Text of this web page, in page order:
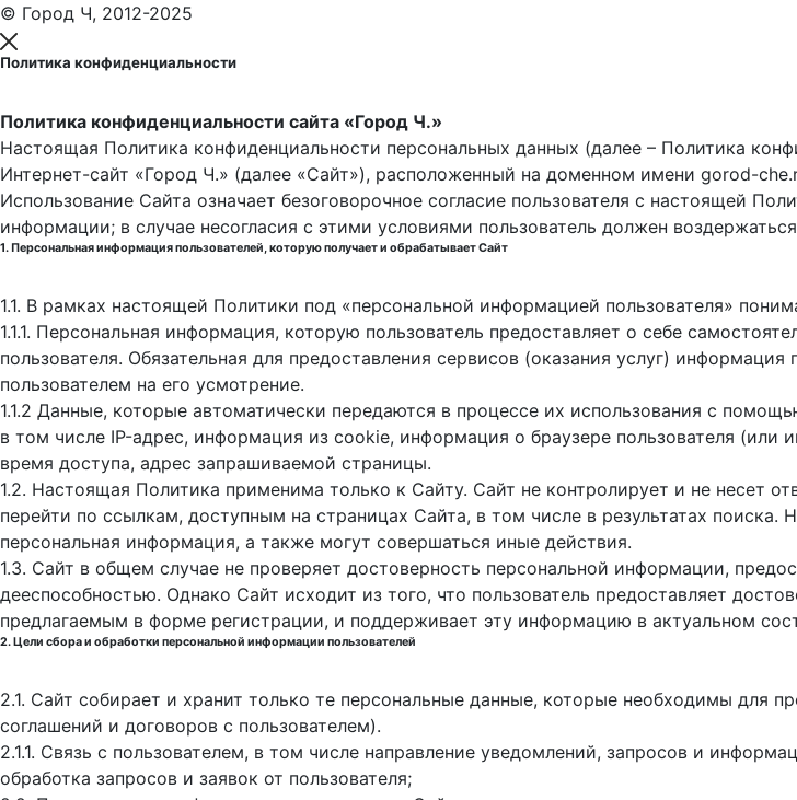
© Город Ч, 2012-2025
Политика конфиденциальности
Политика конфиденциальности сайта «Город Ч.»
Настоящая Политика конфиденциальности персональных данных (далее – Политика
Интернет-сайт «Город Ч.» (далее «Сайт»), расположенный на доменном имени gorod-
Использование Сайта означает безоговорочное согласие пользователя с настоящей
информации; в случае несогласия с этими условиями пользователь должен
1. Персональная информация пользователей, которую получает и обрабатывает Сайт
1.1. В рамках настоящей Политики под «персональной информацией пользователя»
1.1.1. Персональная информация, которую пользователь предоставляет о себе
пользователя. Обязательная для предоставления сервисов (оказания услуг)
пользователем на его усмотрение.
1.1.2 Данные, которые автоматически передаются в процессе их использования с
в том числе IP-адрес, информация из cookie, информация о браузере пользователя
время доступа, адрес запрашиваемой страницы.
1.2. Настоящая Политика применима только к Сайту. Сайт не контролирует и не несет
перейти по ссылкам, доступным на страницах Сайта, в том числе в результатах
персональная информация, а также могут совершаться иные действия.
1.3. Сайт в общем случае не проверяет достоверность персональной информации,
дееспособностью. Однако Сайт исходит из того, что пользователь предоставляет
предлагаемым в форме регистрации, и поддерживает эту информацию в актуальном
2. Цели сбора и обработки персональной информации пользователей
2.1. Сайт собирает и хранит только те персональные данные, которые необходимы для
соглашений и договоров с пользователем).
2.1.1. Связь с пользователем, в том числе направление уведомлений, запросов и
обработка запросов и заявок от пользователя;